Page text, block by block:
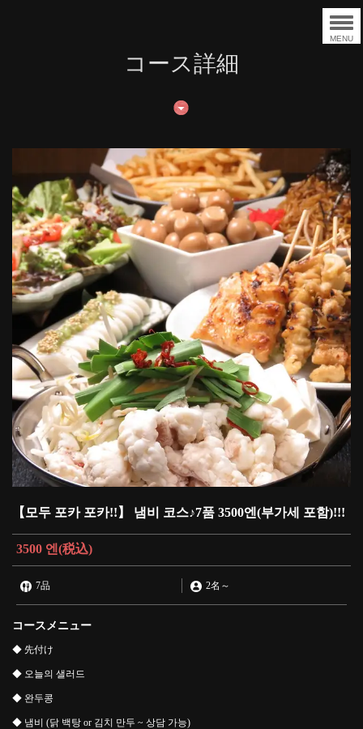
MENU
コース詳細
【모두 포카 포카!!】 냄비 코스♪7품 3500엔(부가세 포함)!!!
3500 엔 (税込)
7品 2名 ～
コースメニュー
◆ 先付け
◆ 오늘의 샐러드
◆ 완두콩
◆ 냄비 (닭 백탕 or 김치 만두 ~ 상담 가능)